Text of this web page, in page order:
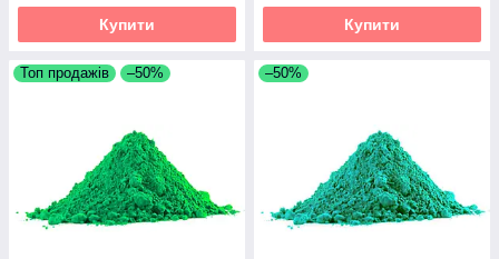
Купити Купити
Топ продажів –50% –50%